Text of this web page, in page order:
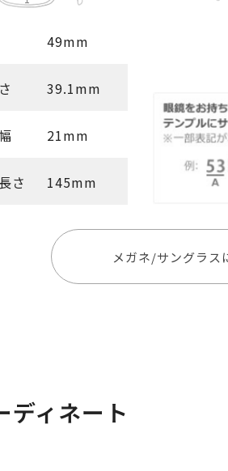
49mm
39.1mm
21mm
さ 145mm
メガネ/サングラス
ディネート